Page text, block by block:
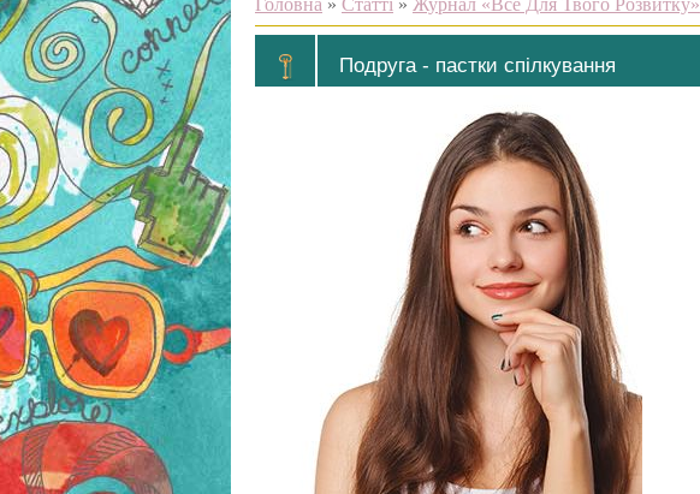
Головна » Статті » Журнал «Все Для Твого Розвитку»
Подруга - пастки спілкування